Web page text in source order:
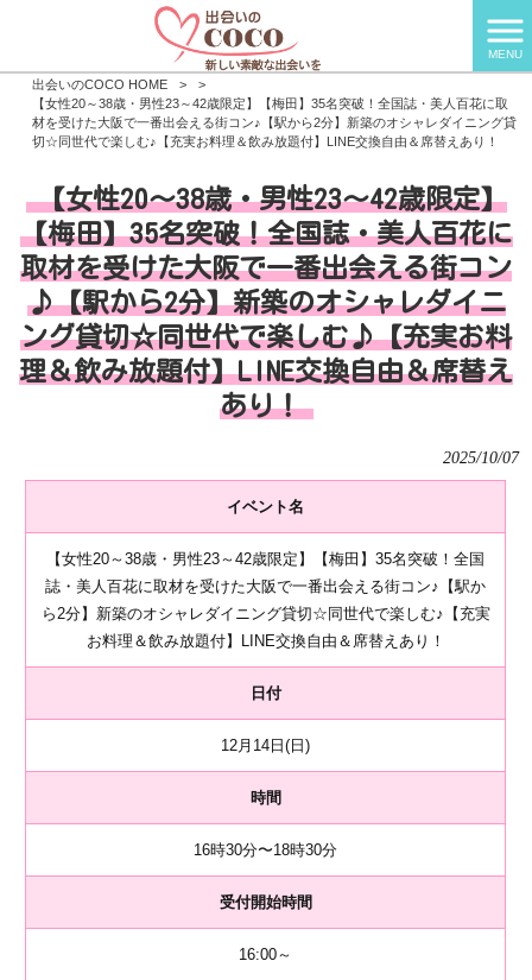
MENU
出会いのCOCO HOME >
>
【女性20～38歳・男性23～42歳限定】【梅田】35名突破！全国誌・美人百花に取
材を受けた大阪で一番出会える街コン♪【駅から2分】新築のオシャレダイニング貸
切☆同世代で楽しむ♪【充実お料理＆飲み放題付】LINE交換自由＆席替えあり！
【女性20～38歳・男性23～42歳限定】
【梅田】35名突破！全国誌・美人百花に
取材を受けた大阪で一番出会える街コン
♪【駅から2分】新築のオシャレダイニ
ング貸切☆同世代で楽しむ♪【充実お料
理＆飲み放題付】LINE交換自由＆席替え
あり！
2025/10/07
イベント名
【女性20～38歳・男性23～42歳限定】【梅田】35名突破！全国
誌・美人百花に取材を受けた大阪で一番出会える街コン♪【駅か
ら2分】新築のオシャレダイニング貸切☆同世代で楽しむ♪【充実
お料理＆飲み放題付】LINE交換自由＆席替えあり！
日付
12月14日(日)
時間
16時30分〜18時30分
受付開始時間
16:00～